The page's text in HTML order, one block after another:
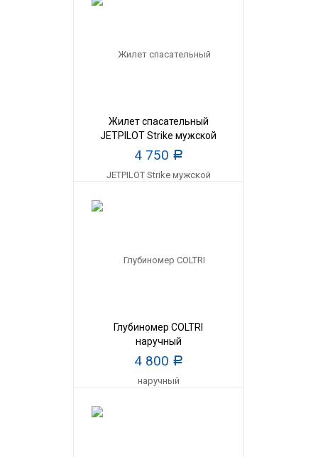
Жилет спасательный
JETPILOT Strike мужской
4 750 Р
Глубиномер COLTRI
наручный
4 800 Р